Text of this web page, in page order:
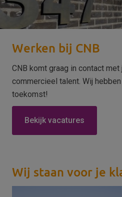
Werken bij CNB
CNB komt graag in contact met
commercieel talent. Wij
toekomst!
Bekijk vacatures
Wij staan voor je